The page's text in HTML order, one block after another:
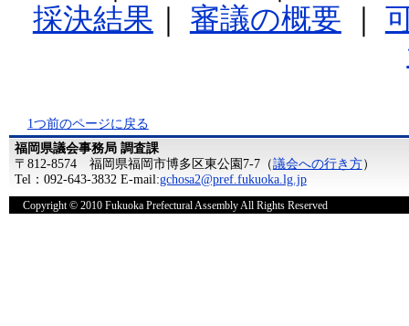
採決結果
審議の概要
1つ前のページに戻る
福岡県議会事務局 調査課
〒812-8574 福岡県福岡市博多区東公園7-7（議会への行き方）
Tel：092-643-3832 E-mail:gchosa2@pref.fukuoka.lg.jp
Copyright © 2010 Fukuoka Prefectural Assembly All Rights Reserved